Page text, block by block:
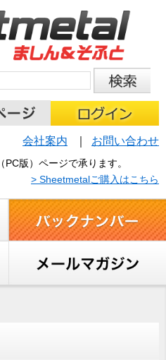
会社案内 お問い合わせ
版）ページで承ります。
> Sheetmetalご購入はこちら